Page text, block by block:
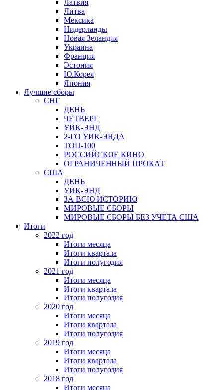
Латвия
Литва
Мексика
Нидерланды
Новая Зеландия
Украина
Франция
Эстония
Ю.Корея
Япония
Лучшие сборы
СНГ
ДЕНЬ
ЧЕТВЕРГ
УИК-ЭНД
2-ГО УИК-ЭНДА
ТОП-100
РОССИЙСКОЕ КИНО
ОГРАНИЧЕННЫЙ ПРОКАТ
США
ДЕНЬ
УИК-ЭНД
ЗА ВСЮ ИСТОРИЮ
МИРОВЫЕ СБОРЫ
МИРОВЫЕ СБОРЫ БЕЗ УЧЕТА США
Итоги
2022 год
Итоги месяца
Итоги квартала
Итоги полугодия
2021 год
Итоги месяца
Итоги квартала
Итоги полугодия
2020 год
Итоги месяца
Итоги квартала
Итоги полугодия
2019 год
Итоги месяца
Итоги квартала
Итоги полугодия
2018 год
Итоги месяца